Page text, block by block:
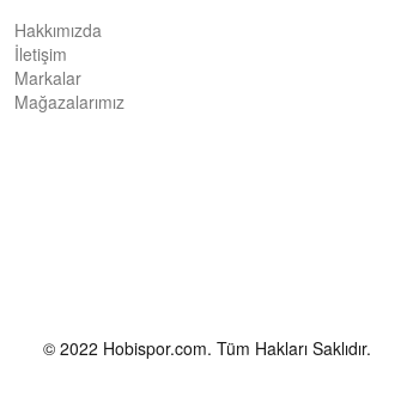
Hakkımızda
İletişim
Markalar
Mağazalarımız
© 2022 Hobispor.com. Tüm Hakları Saklıdır.